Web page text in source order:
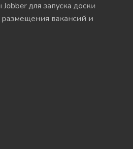
для запуска доски
вакансий и